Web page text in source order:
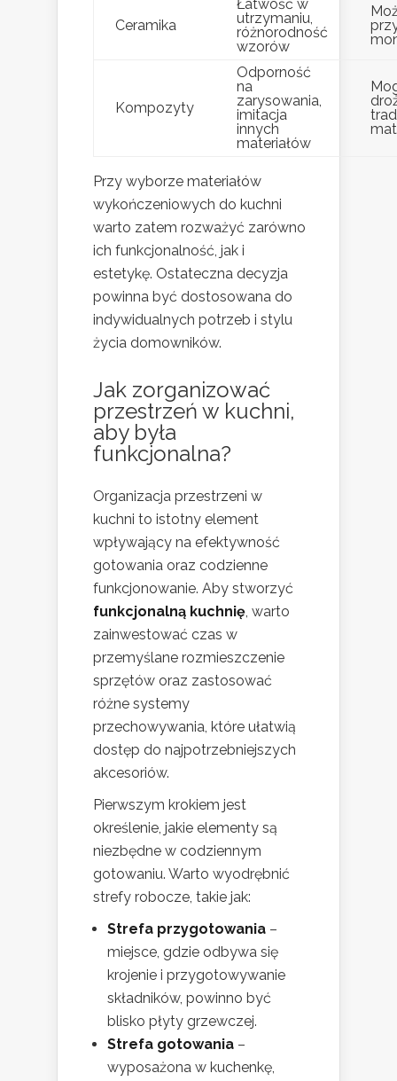
Ceramika
Łatwość w
utrzymaniu,
różnorodność
wzorów
Kompozyty
Odporność
na
zarysowania,
imitacja
innych
materiałów
Przy wyborze materiałów
wykończeniowych do kuchni
warto zatem rozważyć zarówno
ich funkcjonalność, jak i
estetykę. Ostateczna decyzja
powinna być dostosowana do
indywidualnych potrzeb i stylu
życia domowników.
Jak zorganizować
przestrzeń w kuchni,
aby była
funkcjonalna?
Organizacja przestrzeni w
kuchni to istotny element
wpływający na efektywność
gotowania oraz codzienne
funkcjonowanie. Aby stworzyć
funkcjonalną kuchnię, warto
zainwestować czas w
przemyślane rozmieszczenie
sprzętów oraz zastosować
różne systemy
przechowywania, które ułatwią
dostęp do najpotrzebniejszych
akcesoriów.
Pierwszym krokiem jest
określenie, jakie elementy są
niezbędne w codziennym
gotowaniu. Warto wyodrębnić
strefy robocze, takie jak:
Strefa przygotowania –
miejsce, gdzie odbywa się
krojenie i przygotowywanie
składników, powinno być
blisko płyty grzewczej.
Strefa gotowania –
wyposażona w kuchenkę,